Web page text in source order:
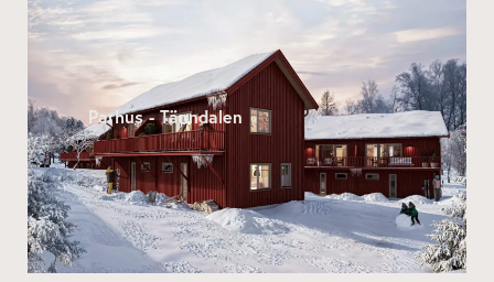
Parhus - Tänndalen